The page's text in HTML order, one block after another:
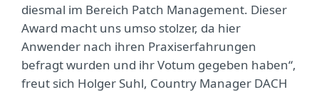
diesmal im Bereich Patch Management. Dieser
Award macht uns umso stolzer, da hier
Anwender nach ihren Praxiserfahrungen
befragt wurden und ihr Votum gegeben haben“,
freut sich Holger Suhl, Country Manager DACH